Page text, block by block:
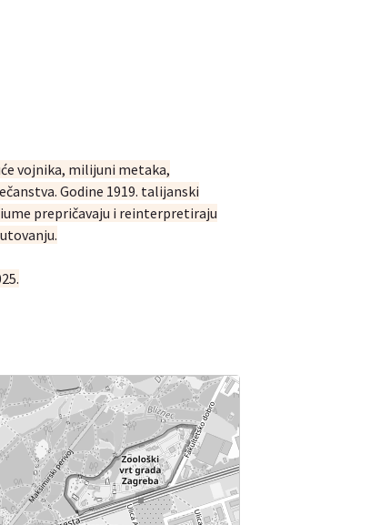
vojnika, milijuni metaka,
Godine 1919. talijanski
prepričavaju i reinterpretiraju